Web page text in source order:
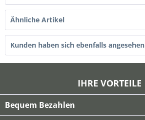
Ähnliche Artikel
Kunden haben sich ebenfalls angesehen
IHRE VORTEILE
Bequem Bezahlen